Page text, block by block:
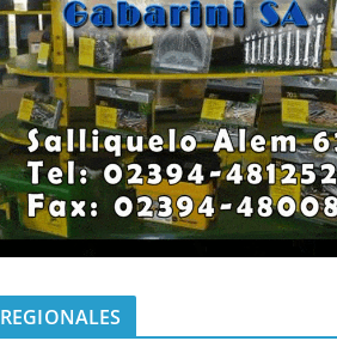
REGIONALES